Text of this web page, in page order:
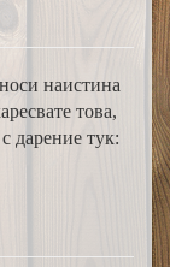
наистина
това,
дарение тук: